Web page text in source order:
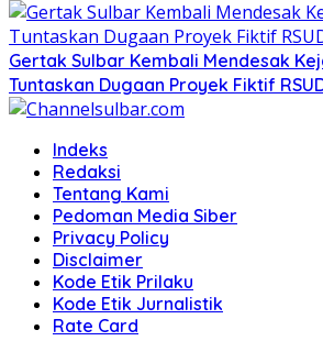
Gertak Sulbar Kembali Mendesak
Tuntaskan Dugaan Proyek Fiktif
Indeks
Redaksi
Tentang Kami
Pedoman Media Siber
Privacy Policy
Disclaimer
Kode Etik Prilaku
Kode Etik Jurnalistik
Rate Card